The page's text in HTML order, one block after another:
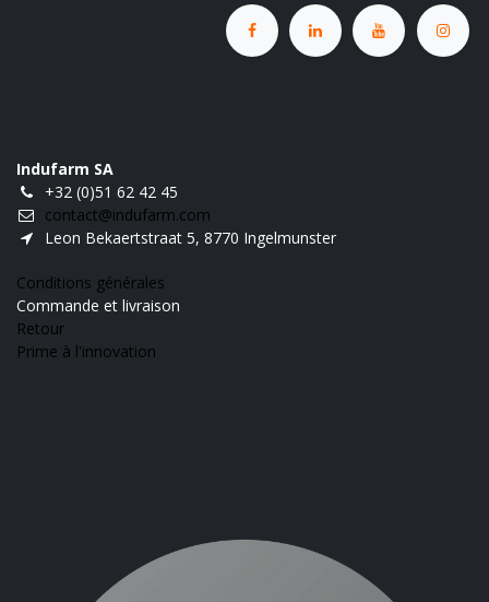
Indufarm SA
+32 (0)51 62 42 45
contact@indufarm.com
Leon Bekaertstraat 5, 8770 Ingelmunster
Conditions générales
Commande et livraison
Retour
Prime à l'innovation